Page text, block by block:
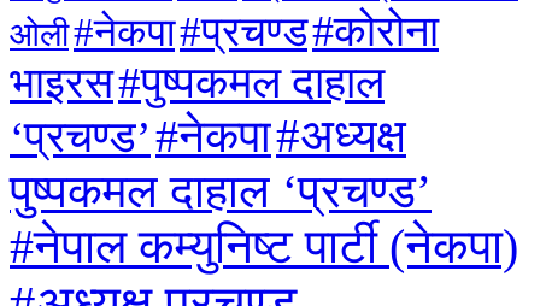
ओली#नेकपा#प्रचण्ड#कोरोना
भाइरस#पुष्पकमल दाहाल
‘प्रचण्ड’#नेकपा#अध्यक्ष
पुष्पकमल दाहाल ‘प्रचण्ड’
#नेपाल कम्युनिष्ट पार्टी (नेकपा)